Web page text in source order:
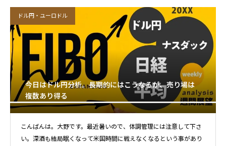
ドル円・ユーロドル
今日はドル円分析。長期的にはこうなるが、売り場は
複数あり得る
こんばんは。大野です。最近暑いので、体調管理には注意して下さ
い。深酒も結局眠くなって米国時間に戦えなくなるという事があり